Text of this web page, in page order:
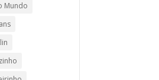
Mundo